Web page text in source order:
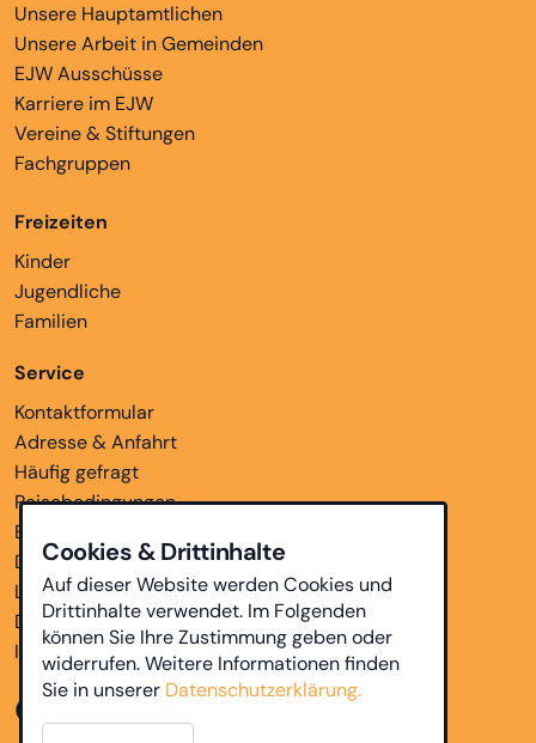
Unsere Hauptamtlichen
Unsere Arbeit in Gemeinden
EJW Ausschüsse
Karriere im EJW
Vereine & Stiftungen
Fachgruppen
Freizeiten
Kinder
Jugendliche
Familien
Service
Kontaktformular
Adresse & Anfahrt
Häufig gefragt
Reisebedingungen
Bankverbindungen
Downloads
Links
Datenschutz
Impressum
Cookies & Drittinhalte
Auf dieser Website werden Cookies und
Drittinhalte verwendet. Im Folgenden
können Sie Ihre Zustimmung geben oder
widerrufen. Weitere Informationen finden
Sie in unserer Datenschutzerklärung.